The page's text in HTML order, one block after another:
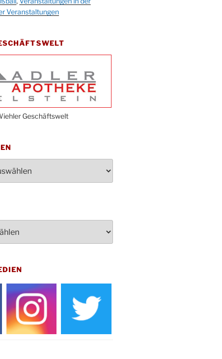
im Cafe XXS
Andacht um 18:00 Uhr in der
Gottesdienst in der
oder im Ev. Gemeindehaus um
MGV im Stadtteilhaus um
von 16-20 Uhr
18:30 Uhr
im Ev. Gemeindehaus von 14-
des Honterus Chors im
um 19:00 Uhr
im Ev. Gemeindehaus von
Veranstaltungen
Geschäftswelt